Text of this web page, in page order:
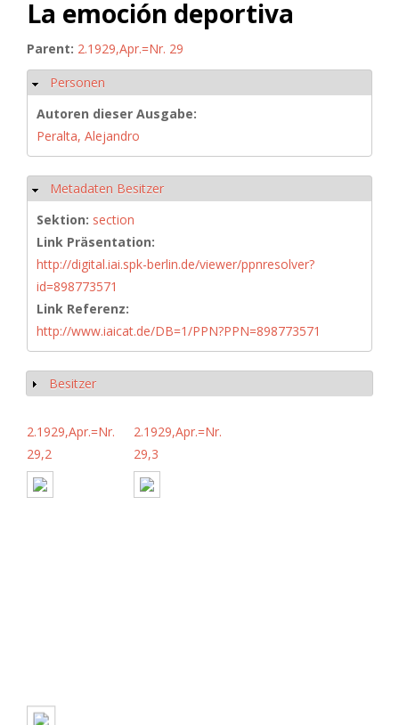
La emoción deportiva
Parent: 2.1929,Apr.=Nr. 29
Hide
Personen
Autoren dieser Ausgabe:
Peralta, Alejandro
Hide
Metadaten Besitzer
Sektion: section
Link Präsentation:
http://digital.iai.spk-berlin.de/viewer/ppnresolver?
id=898773571
Link Referenz:
http://www.iaicat.de/DB=1/PPN?PPN=898773571
Show
Besitzer
2.1929,Apr.=Nr.
29,2
2.1929,Apr.=Nr.
29,3